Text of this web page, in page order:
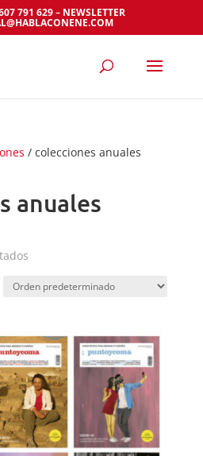
791 629– NEWSLETTER
/ colecciones anuales
anuales